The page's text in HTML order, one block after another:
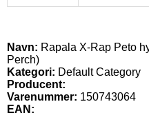
Navn: Rapala X-Rap Peto
Perch)
Kategori: Default Category
Producent:
Varenummer: 150743064
EAN: